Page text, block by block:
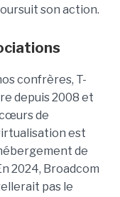
son action.
confrères, T-
depuis 2008 et
de
est
de
2024, Broadcom
pas le